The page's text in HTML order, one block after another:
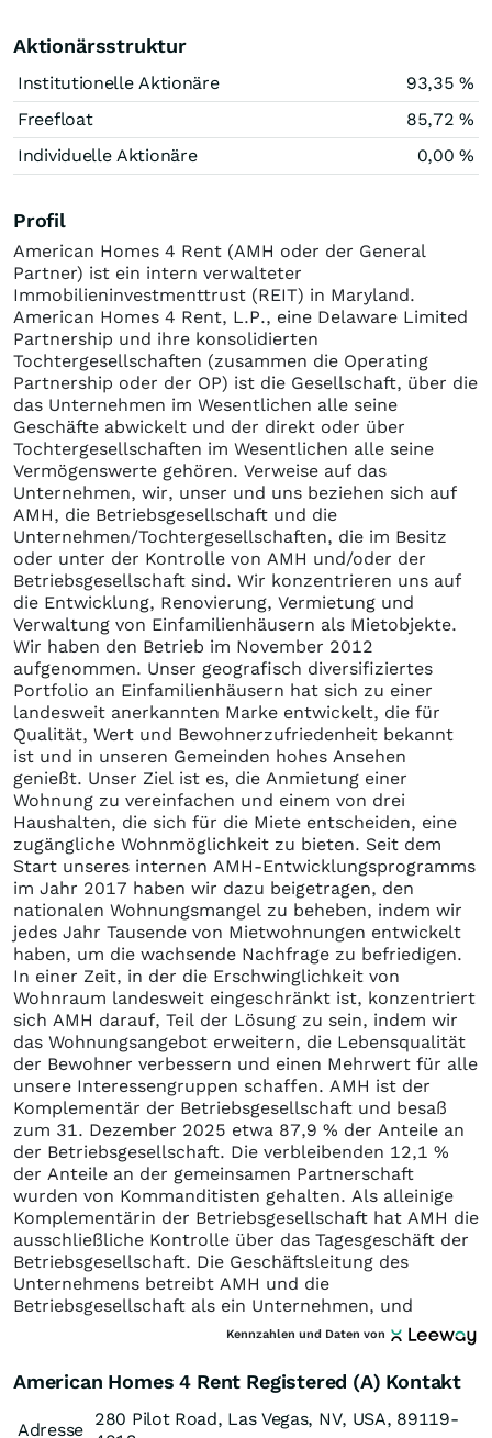
Aktionärsstruktur
Institutionelle Aktionäre
93,35 %
Freefloat
85,72 %
Individuelle Aktionäre
0,00 %
Profil
American Homes 4 Rent (AMH oder der General
Partner) ist ein intern verwalteter
Immobilieninvestmenttrust (REIT) in Maryland.
American Homes 4 Rent, L.P., eine Delaware Limited
Partnership und ihre konsolidierten
Tochtergesellschaften (zusammen die Operating
Partnership oder der OP) ist die Gesellschaft, über die
das Unternehmen im Wesentlichen alle seine
Geschäfte abwickelt und der direkt oder über
Tochtergesellschaften im Wesentlichen alle seine
Vermögenswerte gehören. Verweise auf das
Unternehmen, wir, unser und uns beziehen sich auf
AMH, die Betriebsgesellschaft und die
Unternehmen/Tochtergesellschaften, die im Besitz
oder unter der Kontrolle von AMH und/oder der
Betriebsgesellschaft sind. Wir konzentrieren uns auf
die Entwicklung, Renovierung, Vermietung und
Verwaltung von Einfamilienhäusern als Mietobjekte.
Wir haben den Betrieb im November 2012
aufgenommen. Unser geografisch diversifiziertes
Portfolio an Einfamilienhäusern hat sich zu einer
landesweit anerkannten Marke entwickelt, die für
Qualität, Wert und Bewohnerzufriedenheit bekannt
ist und in unseren Gemeinden hohes Ansehen
genießt. Unser Ziel ist es, die Anmietung einer
Wohnung zu vereinfachen und einem von drei
Haushalten, die sich für die Miete entscheiden, eine
zugängliche Wohnmöglichkeit zu bieten. Seit dem
Start unseres internen AMH-Entwicklungsprogramms
im Jahr 2017 haben wir dazu beigetragen, den
nationalen Wohnungsmangel zu beheben, indem wir
jedes Jahr Tausende von Mietwohnungen entwickelt
haben, um die wachsende Nachfrage zu befriedigen.
In einer Zeit, in der die Erschwinglichkeit von
Wohnraum landesweit eingeschränkt ist, konzentriert
sich AMH darauf, Teil der Lösung zu sein, indem wir
das Wohnungsangebot erweitern, die Lebensqualität
der Bewohner verbessern und einen Mehrwert für alle
unsere Interessengruppen schaffen. AMH ist der
Komplementär der Betriebsgesellschaft und besaß
zum 31. Dezember 2025 etwa 87,9 % der Anteile an
der Betriebsgesellschaft. Die verbleibenden 12,1 %
der Anteile an der gemeinsamen Partnerschaft
wurden von Kommanditisten gehalten. Als alleinige
Komplementärin der Betriebsgesellschaft hat AMH die
ausschließliche Kontrolle über das Tagesgeschäft der
Betriebsgesellschaft. Die Geschäftsleitung des
Unternehmens betreibt AMH und die
Betriebsgesellschaft als ein Unternehmen, und
Kennzahlen und Daten von
American Homes 4 Rent Registered (A) Kontakt
Adresse
280 Pilot Road, Las Vegas, NV, USA, 89119-